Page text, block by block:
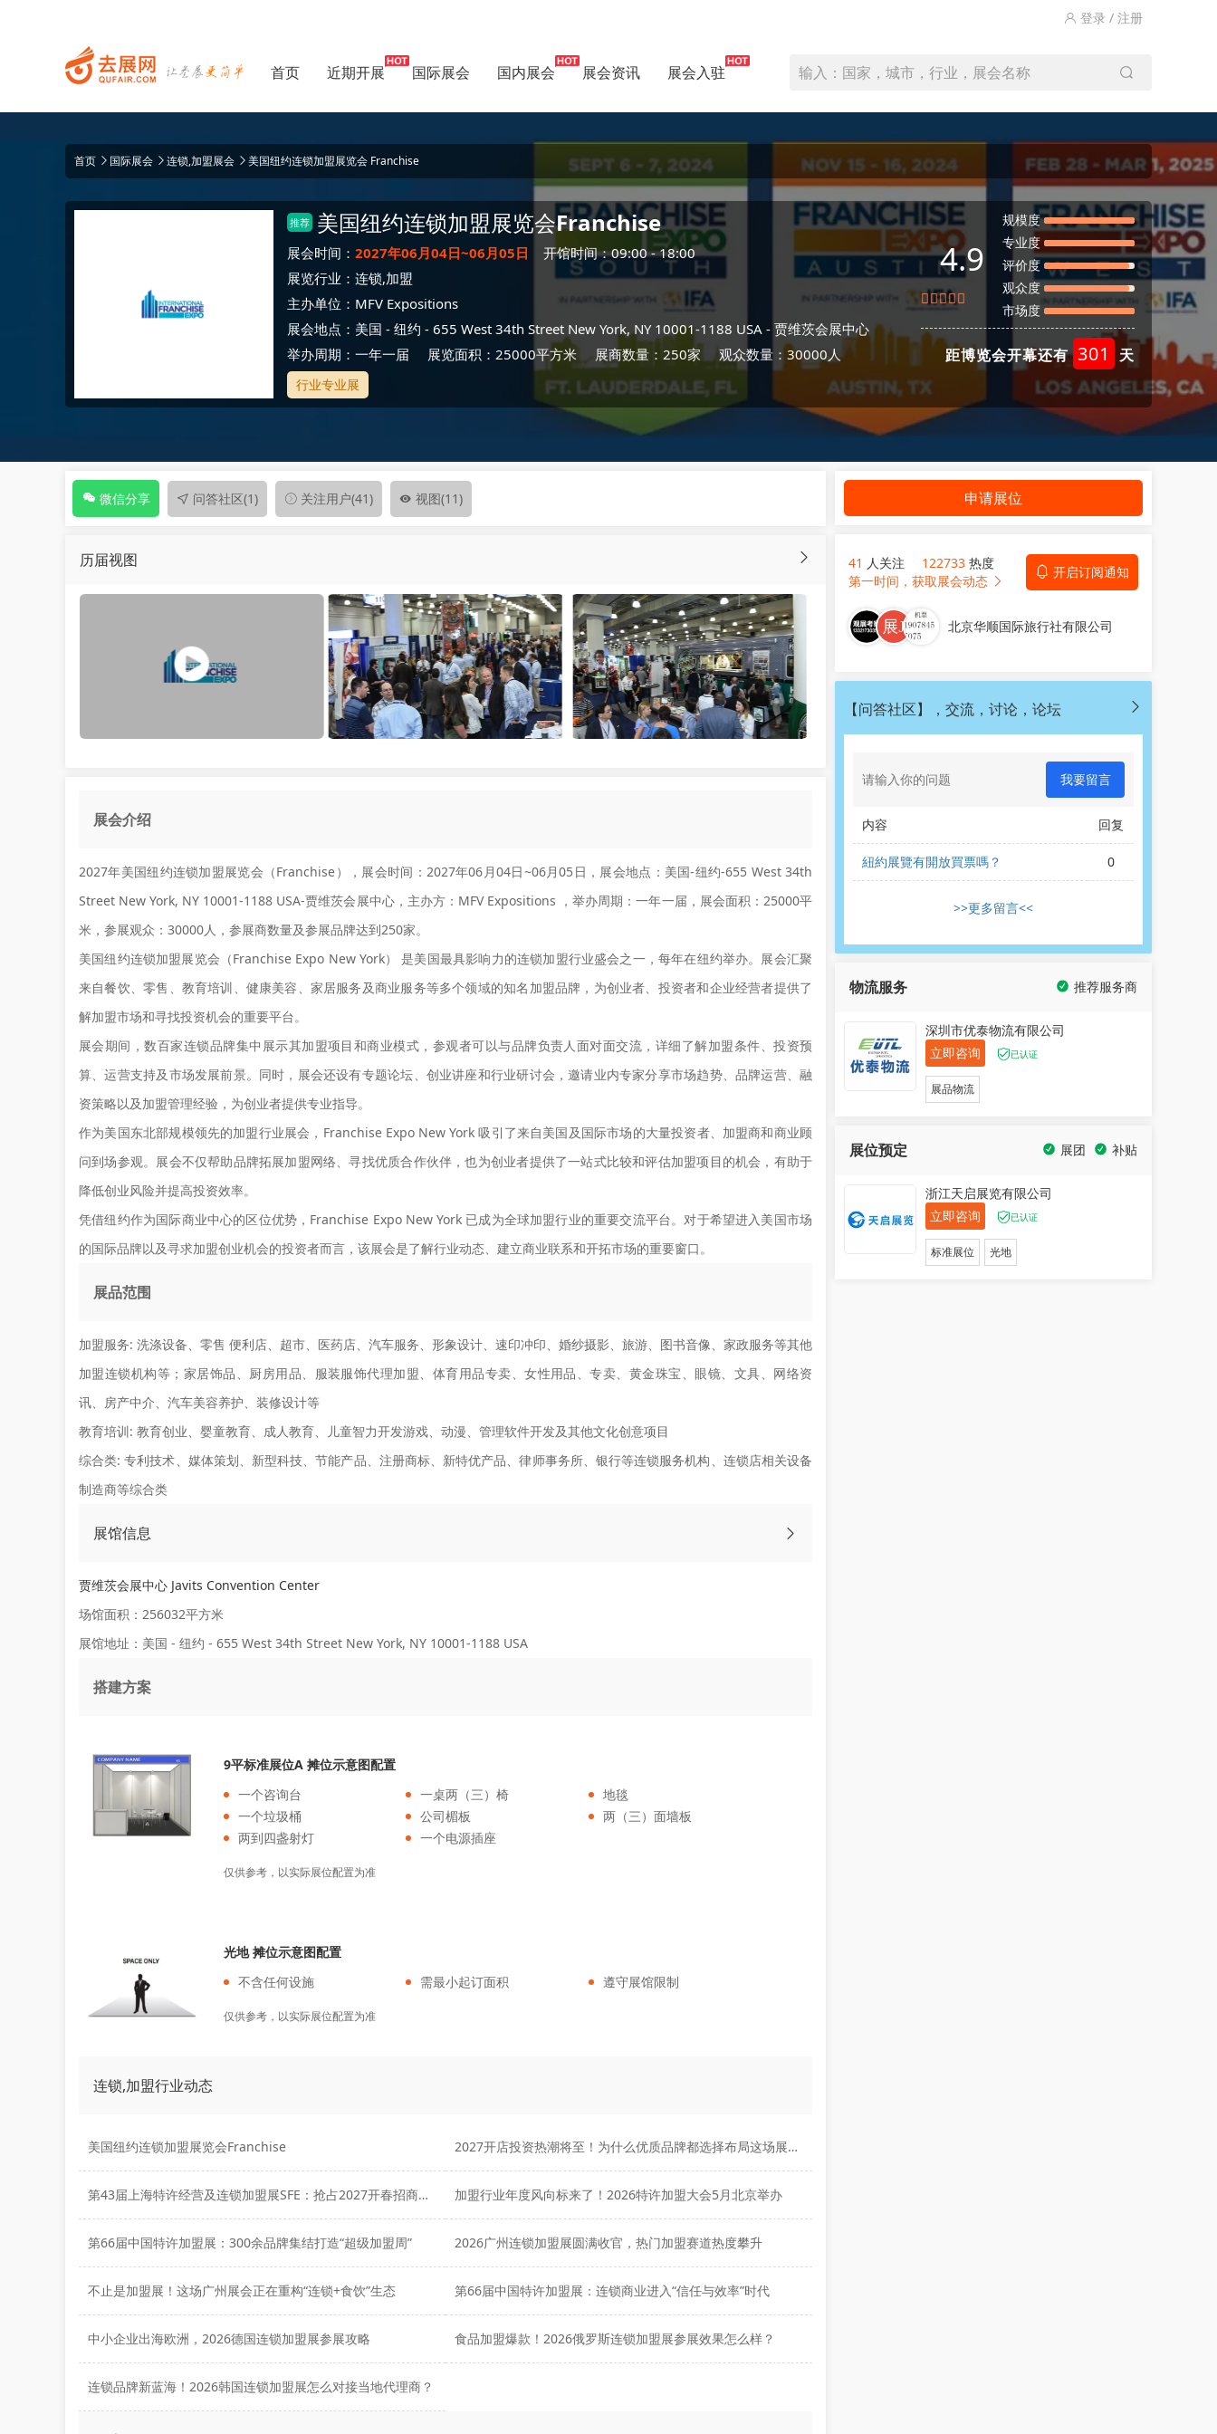
登录 / 注册
首页 近期开展 国际展会 国内展会 展会资讯 展会入驻 输入：国家，城市，行业，展会名称
首页 国际展会 连锁,加盟展会 美国纽约连锁加盟展览会 Franchise
推荐 美国纽约连锁加盟展览会Franchise
展会时间： 2027年06月04日~06月05日
开馆时间：09:00 - 18:00
展览行业： 连锁,加盟
主办单位： MFV Expositions
展会地点： 美国 - 纽约 - 655 West 34th Street New York, NY 10001-1188 USA - 贾维茨会展中心
举办周期：一年一届
展览面积：25000平方米 展商数量：250家 观众数量：30000人
行业专业展
4.9
规模度
专业度
评价度
观众度
市场度
距博览会开幕还有 301 天
微信分享 问答社区(1) 关注用户(41) 视图(11)
历届视图
展会介绍
2027年美国纽约连锁加盟展览会（Franchise），展会时间：2027年06月04日~06月05日，展会地点：美国-纽约-655 West 34th
Street New York, NY 10001-1188 USA-贾维茨会展中心，主办方：MFV Expositions ，举办周期：一年一届，展会面积：25000平
米，参展观众：30000人，参展商数量及参展品牌达到250家。
美国纽约连锁加盟展览会（Franchise Expo New York） 是美国最具影响力的连锁加盟行业盛会之一，每年在纽约举办。展会汇聚
来自餐饮、零售、教育培训、健康美容、家居服务及商业服务等多个领域的知名加盟品牌，为创业者、投资者和企业经营者提供了
解加盟市场和寻找投资机会的重要平台。
展会期间，数百家连锁品牌集中展示其加盟项目和商业模式，参观者可以与品牌负责人面对面交流，详细了解加盟条件、投资预
算、运营支持及市场发展前景。同时，展会还设有专题论坛、创业讲座和行业研讨会，邀请业内专家分享市场趋势、品牌运营、融
资策略以及加盟管理经验，为创业者提供专业指导。
作为美国东北部规模领先的加盟行业展会，Franchise Expo New York 吸引了来自美国及国际市场的大量投资者、加盟商和商业顾
问到场参观。展会不仅帮助品牌拓展加盟网络、寻找优质合作伙伴，也为创业者提供了一站式比较和评估加盟项目的机会，有助于
降低创业风险并提高投资效率。
凭借纽约作为国际商业中心的区位优势，Franchise Expo New York 已成为全球加盟行业的重要交流平台。对于希望进入美国市场
的国际品牌以及寻求加盟创业机会的投资者而言，该展会是了解行业动态、建立商业联系和开拓市场的重要窗口。
展品范围
加盟服务: 洗涤设备、零售 便利店、超市、医药店、汽车服务、形象设计、速印冲印、婚纱摄影、旅游、图书音像、家政服务等其他
加盟连锁机构等；家居饰品、厨房用品、服装服饰代理加盟、体育用品专卖、女性用品、专卖、黄金珠宝、眼镜、文具、网络资
讯、房产中介、汽车美容养护、装修设计等
教育培训: 教育创业、婴童教育、成人教育、儿童智力开发游戏、动漫、管理软件开发及其他文化创意项目
综合类: 专利技术、媒体策划、新型科技、节能产品、注册商标、新特优产品、律师事务所、银行等连锁服务机构、连锁店相关设备
制造商等综合类
展馆信息
贾维茨会展中心 Javits Convention Center
场馆面积：256032平方米
展馆地址：美国 - 纽约 - 655 West 34th Street New York, NY 10001-1188 USA
搭建方案
9平标准展位A 摊位示意图配置
一个咨询台
一桌两（三）椅
地毯
一个垃圾桶
公司楣板
两（三）面墙板
两到四盏射灯
一个电源插座
仅供参考，以实际展位配置为准
光地 摊位示意图配置
不含任何设施
需最小起订面积 遵守展馆限制
仅供参考，以实际展位配置为准
连锁,加盟行业动态
美国纽约连锁加盟展览会Franchise 2027开店投资热潮将至！为什么优质品牌都选择布局这场展会？
第43届上海特许经营及连锁加盟展SFE：抢占2027开春招商黄金档！ 加盟行业年度风向标来了！2026特许加盟大会5月北京举办
第66届中国特许加盟展：300余品牌集结打造“超级加盟周” 2026广州连锁加盟展圆满收官，热门加盟赛道热度攀升
不止是加盟展！这场广州展会正在重构“连锁+食饮”生态 第66届中国特许加盟展：连锁商业进入“信任与效率”时代
中小企业出海欧洲，2026德国连锁加盟展参展攻略 食品加盟爆款！2026俄罗斯连锁加盟展参展效果怎么样？
连锁品牌新蓝海！2026韩国连锁加盟展怎么对接当地代理商？
申请展位
41 人关注 122733 热度
开启订阅通知
第一时间，获取展会动态
北京华顺国际旅行社有限公司
【问答社区】，交流，讨论，论坛
我要留言
内容 回复
紐約展覽有開放買票嗎？ 0
>>更多留言<<
物流服务 推荐服务商
深圳市优泰物流有限公司
立即咨询
已认证
展品物流
展位预定 补贴
展团
浙江天启展览有限公司
立即咨询
已认证
标准展位 光地